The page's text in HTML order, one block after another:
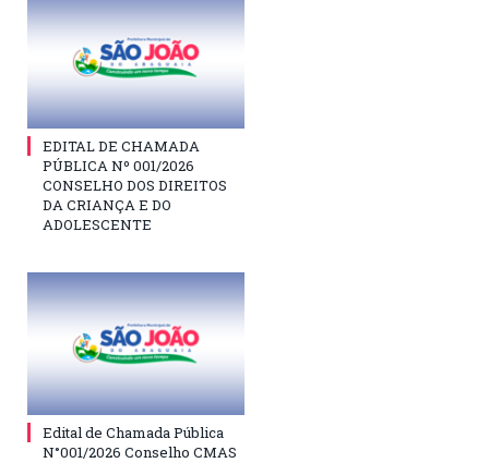
EDITAL DE CHAMADA
PÚBLICA Nº 001/2026
CONSELHO DOS DIREITOS
DA CRIANÇA E DO
ADOLESCENTE
Edital de Chamada Pública
N°001/2026 Conselho CMAS